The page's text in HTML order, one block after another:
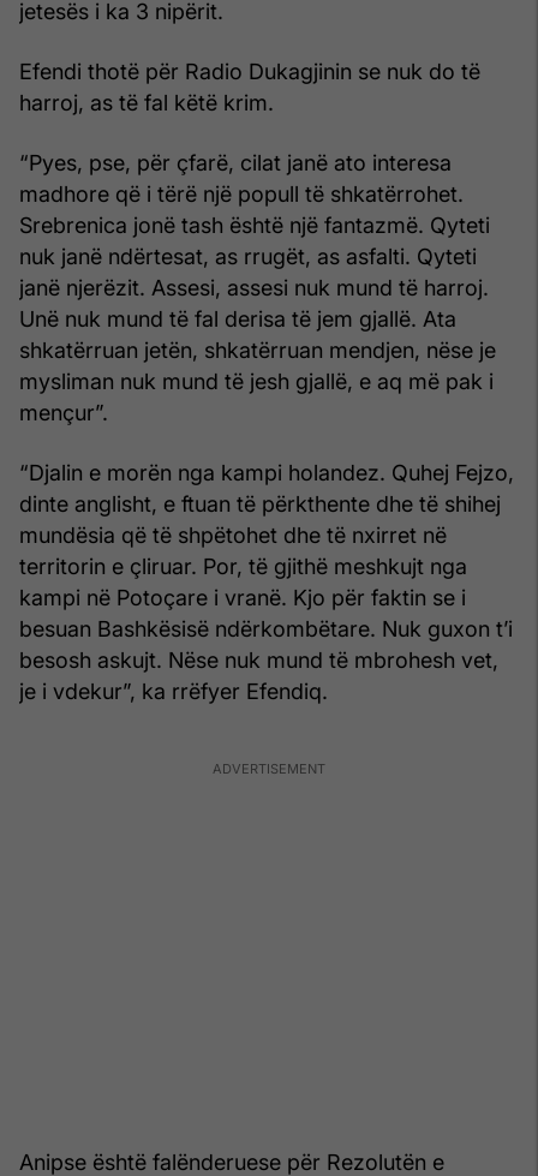
jetesës i ka 3 nipërit.
Efendi thotë për Radio Dukagjinin se nuk do të
harroj, as të fal këtë krim.
“Pyes, pse, për çfarë, cilat janë ato interesa
madhore që i tërë një popull të shkatërrohet.
Srebrenica jonë tash është një fantazmë. Qyteti
nuk janë ndërtesat, as rrugët, as asfalti. Qyteti
janë njerëzit. Assesi, assesi nuk mund të harroj.
Unë nuk mund të fal derisa të jem gjallë. Ata
shkatërruan jetën, shkatërruan mendjen, nëse je
mysliman nuk mund të jesh gjallë, e aq më pak i
mençur”.
“Djalin e morën nga kampi holandez. Quhej Fejzo,
dinte anglisht, e ftuan të përkthente dhe të shihej
mundësia që të shpëtohet dhe të nxirret në
territorin e çliruar. Por, të gjithë meshkujt nga
kampi në Potoçare i vranë. Kjo për faktin se i
besuan Bashkësisë ndërkombëtare. Nuk guxon t’i
besosh askujt. Nëse nuk mund të mbrohesh vet,
je i vdekur”, ka rrëfyer Efendiq.
Anipse është falënderuese për Rezolutën e